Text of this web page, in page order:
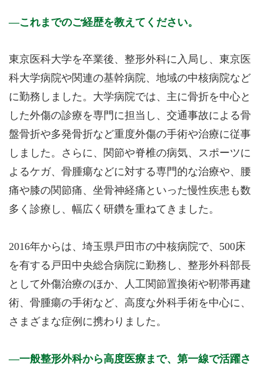
これまでのご経歴を教えてください。
東京医科大学を卒業後、整形外科に入局し、東京医
科大学病院や関連の基幹病院、地域の中核病院など
に勤務しました。大学病院では、主に骨折を中心と
した外傷の診療を専門に担当し、交通事故による骨
盤骨折や多発骨折など重度外傷の手術や治療に従事
しました。さらに、関節や脊椎の病気、スポーツに
よるケガ、骨腫瘍などに対する専門的な治療や、腰
痛や膝の関節痛、坐骨神経痛といった慢性疾患も数
多く診療し、幅広く研鑽を重ねてきました。
2016年からは、埼玉県戸田市の中核病院で、500床
を有する戸田中央総合病院に勤務し、整形外科部長
として外傷治療のほか、人工関節置換術や靭帯再建
術、骨腫瘍の手術など、高度な外科手術を中心に、
さまざまな症例に携わりました。
一般整形外科から高度医療まで、第一線で活躍さ